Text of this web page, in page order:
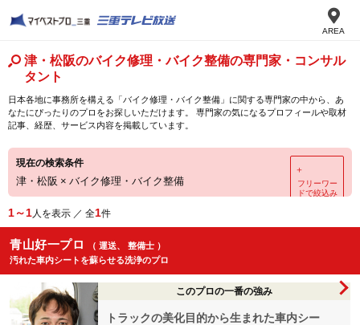
AREA
津・松阪のバイク修理・バイク整備の専門家・コンサル
タント
日本各地に事務所を構える「バイク修理・バイク整備」に関する専門家の中から、あ
なたにぴったりのプロをお探しいただけます。 専門家の気になるプロフィールや取材
記事、経歴、サービス内容を掲載しています。
現在の検索条件
津・松阪 × バイク修理・バイク整備
＋
フリーワー
ドで絞込み
1～1人を表示 ／ 全1件
青山好一プロ
（ 運送、 整備士 ）
汚れた車内シートを蘇らせる洗浄のプロ
このプロの一番の強み
トラックの美化目的から生まれた車内シー